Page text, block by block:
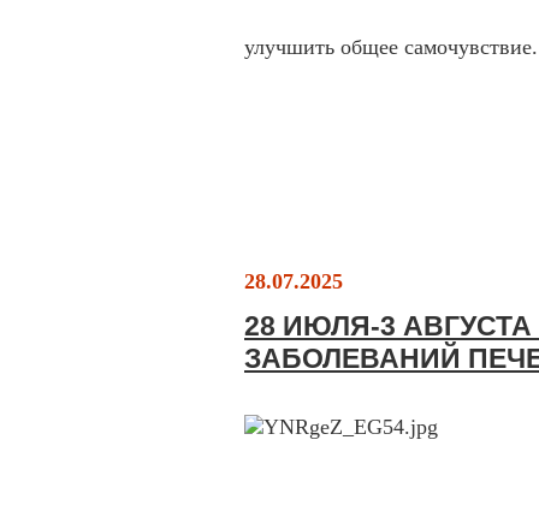
улучшить общее
28.07.2025
28 ИЮЛЯ-3
ЗАБОЛЕВАНИЙ